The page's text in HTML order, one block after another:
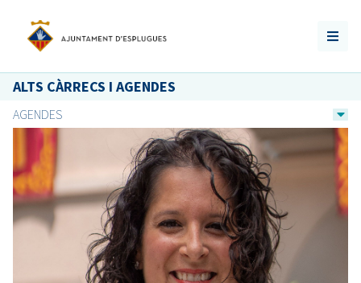
ALTS CÀRRECS I AGENDES
AGENDES